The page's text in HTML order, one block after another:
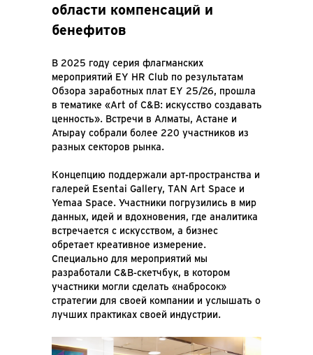
области компенсаций и
бенефитов
В 2025 году серия флагманских
мероприятий EY HR Club по результатам
Обзора заработных плат EY 25/26, прошла
в тематике «Art of C&B: искусство создавать
ценность». Встречи в Алматы, Астане и
Атырау собрали более 220 участников из
разных секторов рынка.
Концепцию поддержали арт-пространства и
галерей Esentai Gallery, TAN Art Space и
Yemaa Space. Участники погрузились в мир
данных, идей и вдохновения, где аналитика
встречается с искусством, а бизнес
обретает креативное измерение.
Специально для мероприятий мы
разработали C&B-скетчбук, в котором
участники могли сделать «набросок»
стратегии для своей компании и услышать о
лучших практиках своей индустрии.